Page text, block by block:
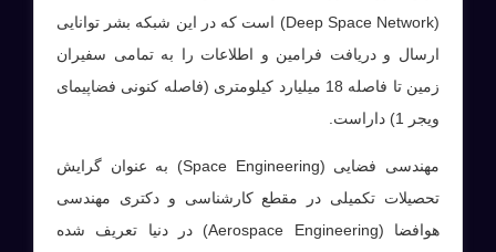
(Deep Space Network) است که در این شبکه بشر توانایی
ارسال و دریافت فرامین و اطلاعات را به تمامی سفیران
زمین تا فاصله 18 میلیارد کیلومتری (فاصله کنونی فضاپیمای
ویجر 1) داراست.
مهندسی فضایی (Space Engineering) به عنوان گرایش
تحصیلات تکمیلی در مقطع کارشناسی و دکتری مهندسی
هوافضا (Aerospace Engineering) در دنیا تعریف شده